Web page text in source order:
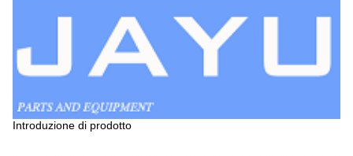
Introduzione di prodotto